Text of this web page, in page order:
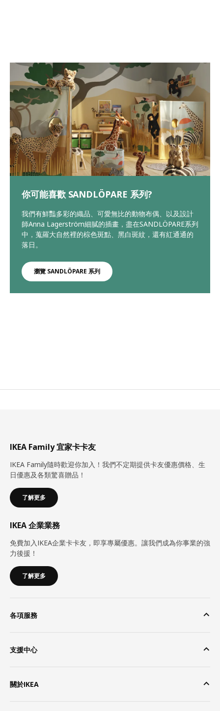
你可能喜歡 SANDLÖPARE 系列?
我們有鮮豔多彩的織品、可愛無比的動物布偶、以及設計
師Anna Lagerström細膩的插畫，盡在SANDLÖPARE系列
中，蒐羅大自然裡的棕色斑點、黑白斑紋，還有紅通通的
落日。
瀏覽 SANDLÖPARE 系列
IKEA Family 宜家卡卡友
IKEA Family隨時歡迎你加入！我們不定期提供卡友優惠價格、生
日優惠及各類驚喜贈品！
了解更多
IKEA 企業業務
免費加入IKEA企業卡卡友，即享專屬優惠。讓我們成為你事業的強
力後援！
了解更多
各項服務
支援中心
關於IKEA